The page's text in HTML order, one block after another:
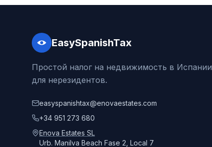
EasySpanishTax
Простой налог на недвижимость в Испании
для нерезидентов.
easyspanishtax@enovaestates.com
+34 951 273 680
Enova Estates SL
Urb. Manilva Beach Fase 2, Local 7